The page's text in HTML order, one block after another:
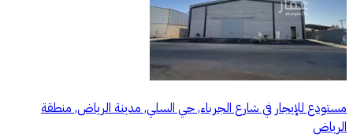
مستودع للإيجار في شارع الجرباء, حي السلي, مدينة الرياض, منطقة
الرياض